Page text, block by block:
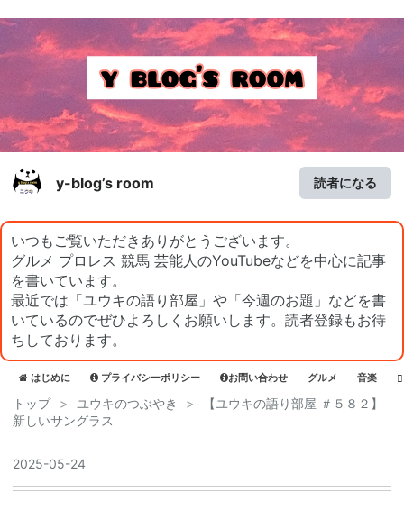
y-blog’s room 読者になる
いつもご覧いただきありがとうございます。
グルメ プロレス 競馬 芸能人のYouTubeなどを中心に記事
を書いています。
最近では「ユウキの語り部屋」や「今週のお題」などを書
いているのでぜひよろしくお願いします。読者登録もお待
ちしております。
はじめに プライバシーポリシー お問い合わせ グルメ 音楽
トップ > ユウキのつぶやき >
【ユウキの語り部屋 ＃５８２】
新しいサングラス
2025-05-24